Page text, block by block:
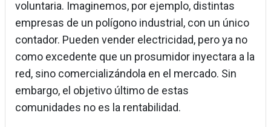
voluntaria. Imaginemos, por ejemplo, distintas
empresas de un polígono industrial, con un único
contador. Pueden vender electricidad, pero ya no
como excedente que un prosumidor inyectara a la
red, sino comercializándola en el mercado. Sin
embargo, el objetivo último de estas
comunidades no es la rentabilidad.